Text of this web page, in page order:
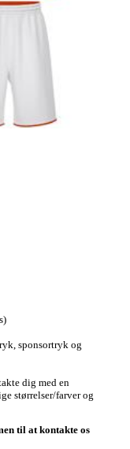
sponsortryk og
dig med en
størrelser/farver og
til at kontakte os